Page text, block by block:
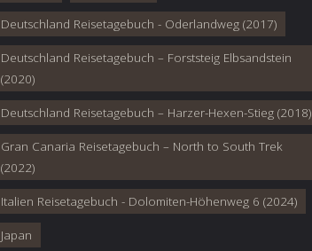
Deutschland Reisetagebuch - Oderlandweg (2017)
Deutschland Reisetagebuch – Forststeig Elbsandstein
(2020)
Deutschland Reisetagebuch – Harzer-Hexen-Stieg (2018)
Gran Canaria Reisetagebuch – North to South Trek
(2022)
Italien Reisetagebuch - Dolomiten-Höhenweg 6 (2024)
Japan